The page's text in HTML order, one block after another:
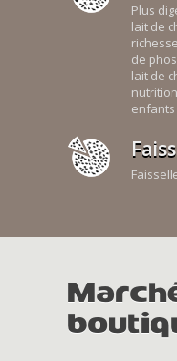
Plus
lait de
de
lait de
enfants